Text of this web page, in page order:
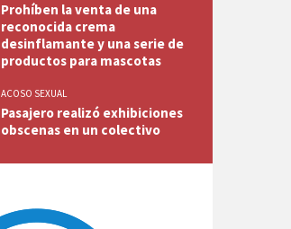
Prohíben la venta de una
reconocida crema
desinflamante y una serie de
productos para mascotas
ACOSO SEXUAL
Pasajero realizó exhibiciones
obscenas en un colectivo